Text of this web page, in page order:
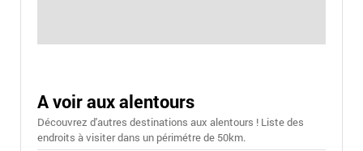
A voir aux alentours
Découvrez d'autres destinations aux alentours ! Liste des
endroits à visiter dans un périmétre de 50km.